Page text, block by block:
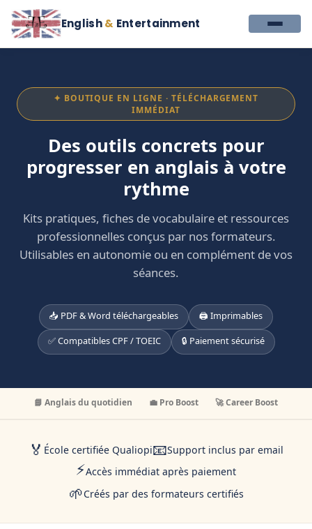
English& Entertainment
✦ BOUTIQUE EN LIGNE · TÉLÉCHARGEMENT
IMMÉDIAT
Des outils concrets pour
progresser en anglais à votre
rythme
Kits pratiques, fiches de vocabulaire et ressources
professionnelles conçus par nos formateurs.
Utilisables en autonomie ou en complément de vos
séances.
📥 PDF & Word téléchargeables
🖨️ Imprimables
✅ Compatibles CPF / TOEIC
🔒 Paiement sécurisé
📘 Anglais du quotidien 💼 Pro Boost 🚀 Career Boost
🏅 École certifiée Qualiopi📧Support inclus par email
⚡Accès immédiat après paiement
🌱Créés par des formateurs certifiés